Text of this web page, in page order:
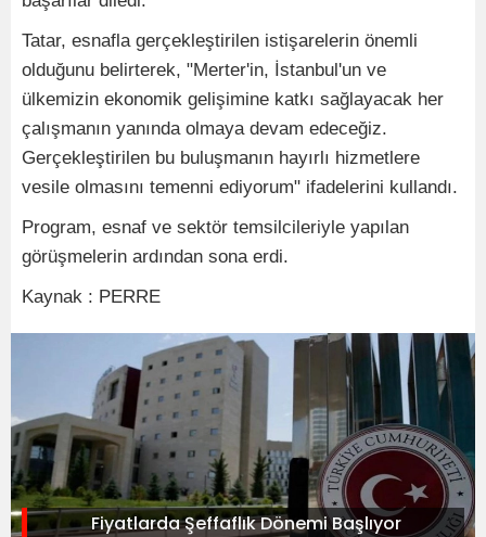
Tatar, esnafla gerçekleştirilen istişarelerin önemli
olduğunu belirterek, "Merter'in, İstanbul'un ve
ülkemizin ekonomik gelişimine katkı sağlayacak her
çalışmanın yanında olmaya devam edeceğiz.
Gerçekleştirilen bu buluşmanın hayırlı hizmetlere
vesile olmasını temenni ediyorum" ifadelerini kullandı.
Program, esnaf ve sektör temsilcileriyle yapılan
görüşmelerin ardından sona erdi.
Kaynak : PERRE
Fiyatlarda Şeffaflık Dönemi Başlıyor